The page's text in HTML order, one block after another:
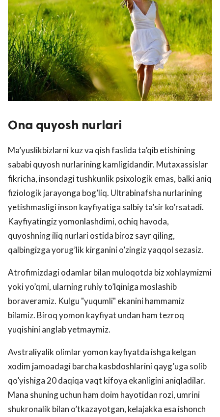
Ona quyosh nurlari
Ma’yuslikbizlarni kuz va qish faslida ta’qib etishining
sababi quyosh nurlarining kamligidandir. Mutaxassislar
fikricha, insondagi tushkunlik psixologik emas, balki aniq
fiziologik jarayonga bog’liq. Ultrabinafsha nurlarining
yetishmasligi inson kayfiyatiga salbiy ta’sir ko’rsatadi.
Kayfiyatingiz yomonlashdimi, ochiq havoda,
quyoshning iliq nurlari ostida biroz sayr qiling,
qalbingizga yorug’lik kirganini o’zingiz yaqqol sezasiz.
Atrofimizdagi odamlar bilan muloqotda biz xohlaymizmi
yoki yo’qmi, ularning ruhiy to’lqiniga moslashib
boraveramiz. Kulgu "yuqumli" ekanini hammamiz
bilamiz. Biroq yomon kayfiyat undan ham tezroq
yuqishini anglab yetmaymiz.
Avstraliyalik olimlar yomon kayfiyatda ishga kelgan
xodim jamoadagi barcha kasbdoshlarini qayg’uga solib
qo’yishiga 20 daqiqa vaqt kifoya ekanligini aniqladilar.
Mana shuning uchun ham doim hayotidan rozi, umrini
shukronalik bilan o’tkazayotgan, kelajakka esa ishonch